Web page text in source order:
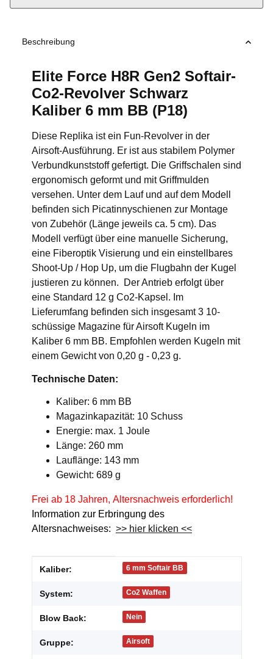
Beschreibung
Elite Force H8R Gen2 Softair-
Co2-Revolver Schwarz
Kaliber 6 mm BB (P18)
Diese Replika ist ein Fun-Revolver in der
Airsoft-Ausführung. Er ist aus stabilem Polymer
Verbundkunststoff gefertigt. Die Griffschalen sind
ergonomisch geformt und mit Griffmulden
versehen. Unter dem Lauf und auf dem Modell
befinden sich Picatinnyschienen zur Montage
von Zubehör (Länge jeweils ca. 5 cm). Das
Modell verfügt über eine manuelle Sicherung,
eine Fiberoptik Visierung und ein einstellbares
Shoot-Up / Hop Up, um die Flugbahn der Kugel
justieren zu können. Der Antrieb erfolgt über
eine Standard 12 g Co2-Kapsel. Im
Lieferumfang befinden sich insgesamt 3 10-
schüssige Magazine für Airsoft Kugeln im
Kaliber 6 mm BB. Empfohlen werden Kugeln mit
einem Gewicht von 0,20 g - 0,23 g.
Technische Daten:
Kaliber: 6 mm BB
Magazinkapazität: 10 Schuss
Energie: max. 1 Joule
Länge: 260 mm
Lauflänge: 143 mm
Gewicht: 689 g
Frei ab 18 Jahren, Altersnachweis erforderlich!
Information zur Erbringung des
Altersnachweises: >> hier klicken <<
Produkteigenschaft
Wert
Kaliber: 6 mm Softair BB
System: Co2 Waffen
Blow Back: Nein
Gruppe: Airsoft